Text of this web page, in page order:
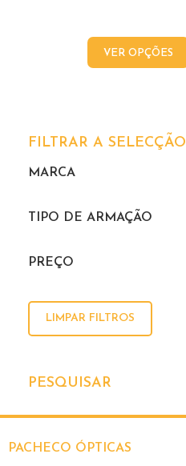
VER OPÇÕES
FILTRAR A SELECÇÃO
MARCA
TIPO DE ARMAÇÃO
PREÇO
LIMPAR FILTROS
PESQUISAR
PACHECO ÓPTICAS